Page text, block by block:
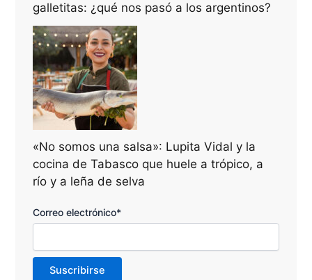
galletitas: ¿qué nos pasó a los argentinos?
«No somos una salsa»: Lupita Vidal y la
cocina de Tabasco que huele a trópico, a
río y a leña de selva
Correo electrónico*